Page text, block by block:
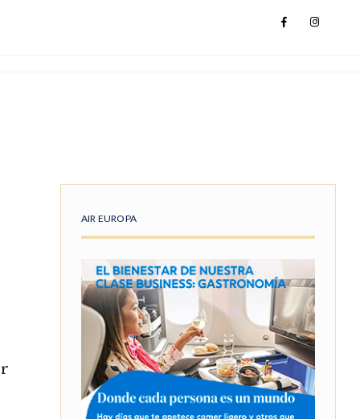
AIR EUROPA